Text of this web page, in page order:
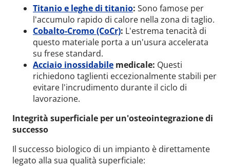
Titanio e leghe di titanio: Sono famose per
l'accumulo rapido di calore nella zona di taglio.
Cobalto-Cromo (CoCr): L'estrema tenacità di
questo materiale porta a un'usura accelerata
su frese standard.
Acciaio inossidabile medicale: Questi
richiedono taglienti eccezionalmente stabili per
evitare l'incrudimento durante il ciclo di
lavorazione.
Integrità superficiale per un'osteointegrazione di
successo
Il successo biologico di un impianto è direttamente
legato alla sua qualità superficiale: